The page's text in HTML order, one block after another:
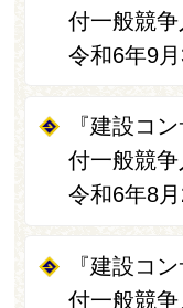
付一般競
令和6年9
『建設コ
付一般競
令和6年8
『建設コ
付一般競